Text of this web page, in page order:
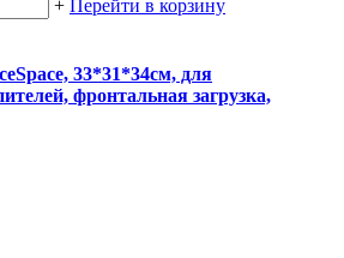
+ Перейти в корзину
33*31*34см, для
фронтальная загрузка,